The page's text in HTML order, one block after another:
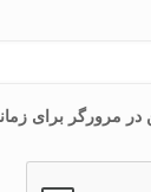
در مرورگر برای